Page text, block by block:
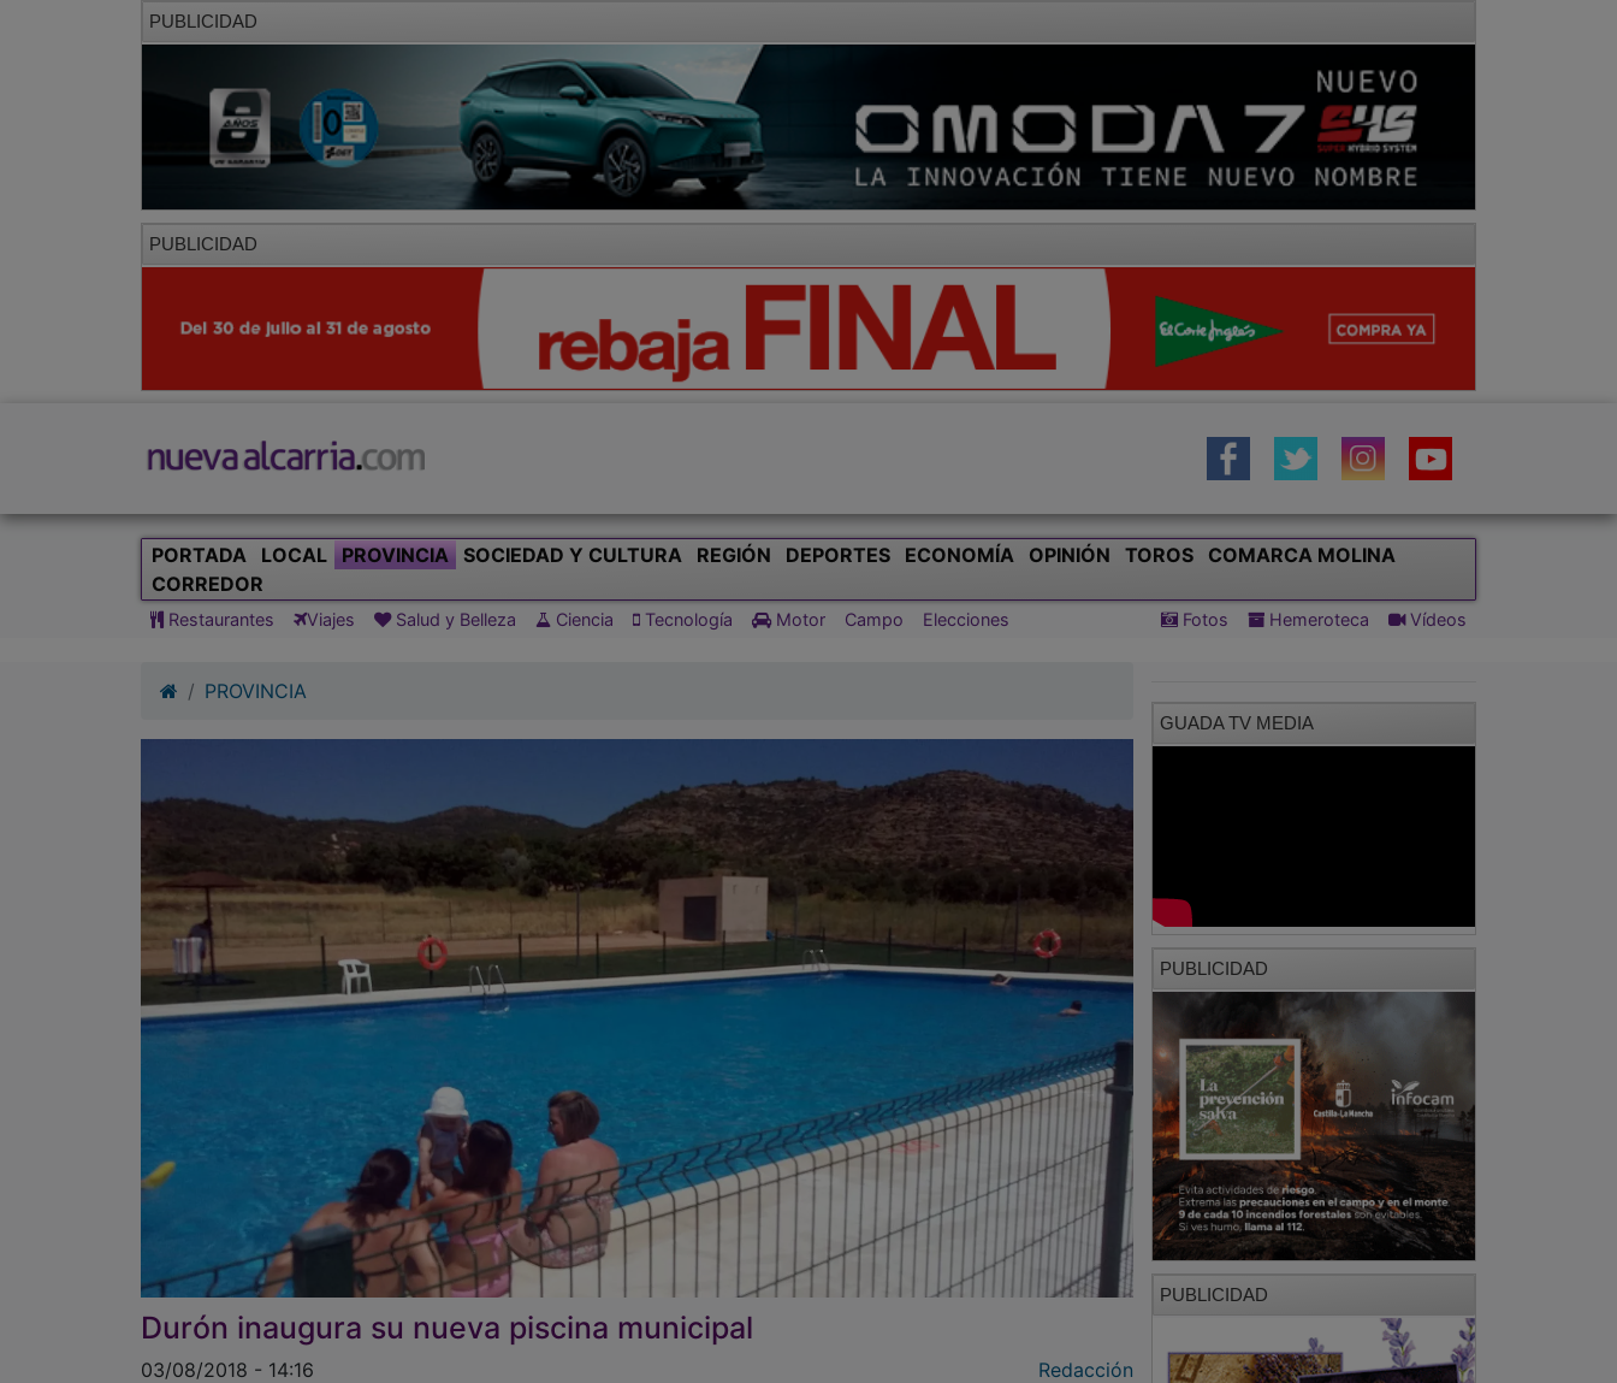
PUBLICIDAD
PUBLICIDAD
PORTADA LOCAL PROVINCIA SOCIEDAD Y CULTURA REGIÓN DEPORTES ECONOMÍA OPINIÓN TOROS
COMARCA MOLINA
CORREDOR
Restaurantes Viajes Salud y Belleza Ciencia Tecnología Motor Campo Elecciones Fotos Hemeroteca Vídeos
PROVINCIA
Durón inaugura su nueva piscina municipal
03/08/2018 - 14:16 Redacción
GUADA TV MEDIA
PUBLICIDAD
PUBLICIDAD